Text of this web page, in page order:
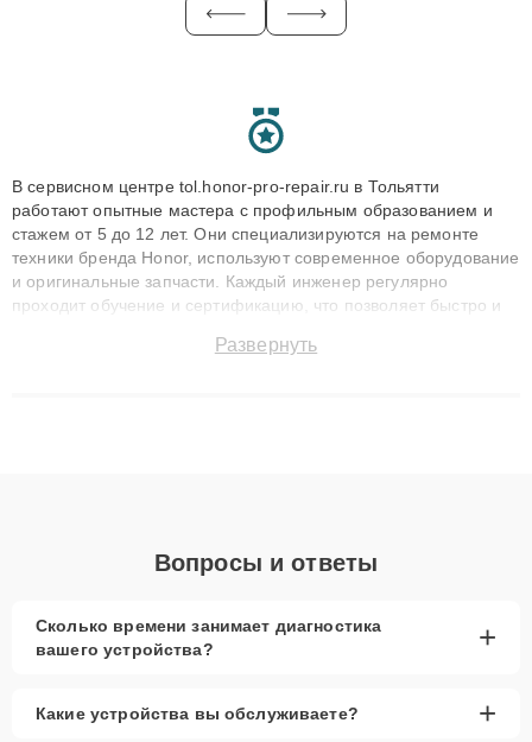
В сервисном центре tol.honor-pro-repair.ru в Тольятти
работают опытные мастера с профильным образованием и
стажем от 5 до 12 лет. Они специализируются на ремонте
техники бренда Honor, используют современное оборудование
и оригинальные запчасти. Каждый инженер регулярно
проходит обучение и сертификацию, что позволяет быстро и
сохранением гарантии до 3 лет. Наши мастера решают
Развернуть
Вопросы и ответы
Сколько времени занимает диагностика
вашего устройства?
+
Какие устройства вы обслуживаете? +